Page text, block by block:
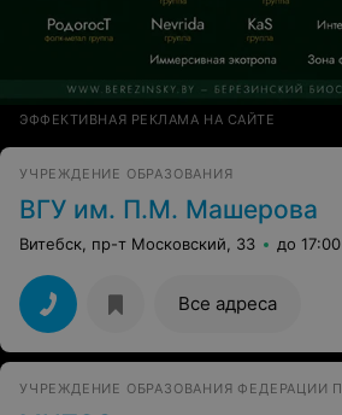
ЭФФЕКТИВНАЯ РЕКЛАМА НА САЙТЕ
УЧРЕЖДЕНИЕ ОБРАЗОВАНИЯ
ВГУ им. П.М. Машерова
Витебск, пр-т Московский, 33 до 17:00
Все адреса